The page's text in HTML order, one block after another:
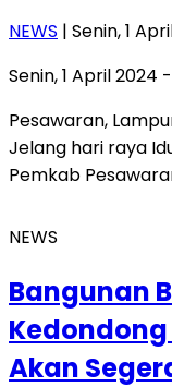
NEWS | Senin, 1
Senin, 1 April 2024
Pesawaran,
Jelang hari raya
Pemkab
NEWS
Bangunan
Akan